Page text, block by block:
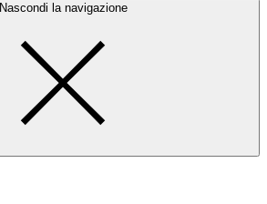
Nascondi la navigazione